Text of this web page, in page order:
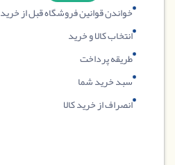
خواندن قوانین فروشگاه قبل از خرید
انتخاب کالا و خرید
طریقه پرداخت
سبد خرید شما
انصراف از خرید کالا